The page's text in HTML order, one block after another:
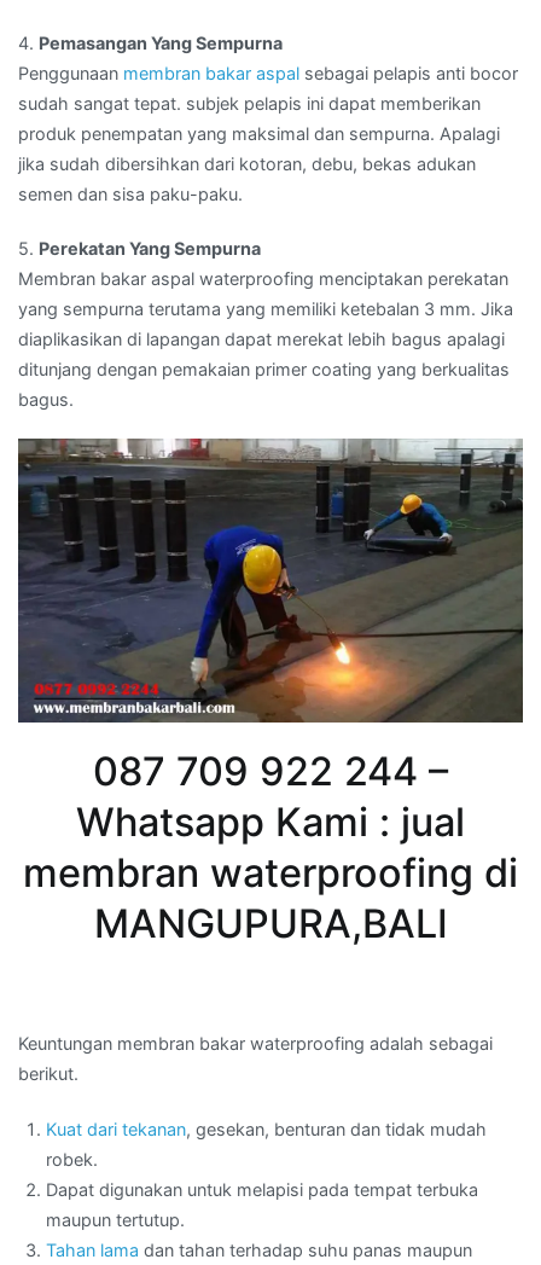
4. Pemasangan Yang Sempurna
Penggunaan membran bakar aspal sebagai pelapis anti bocor
sudah sangat tepat. subjek pelapis ini dapat memberikan
produk penempatan yang maksimal dan sempurna. Apalagi
jika sudah dibersihkan dari kotoran, debu, bekas adukan
semen dan sisa paku-paku.
5. Perekatan Yang Sempurna
Membran bakar aspal waterproofing menciptakan perekatan
yang sempurna terutama yang memiliki ketebalan 3 mm. Jika
diaplikasikan di lapangan dapat merekat lebih bagus apalagi
ditunjang dengan pemakaian primer coating yang berkualitas
bagus.
087 709 922 244 –
Whatsapp Kami : jual
membran waterproofing di
MANGUPURA,BALI
Keuntungan membran bakar waterproofing adalah sebagai
berikut.
Kuat dari tekanan, gesekan, benturan dan tidak mudah
robek.
Dapat digunakan untuk melapisi pada tempat terbuka
maupun tertutup.
Tahan lama dan tahan terhadap suhu panas maupun